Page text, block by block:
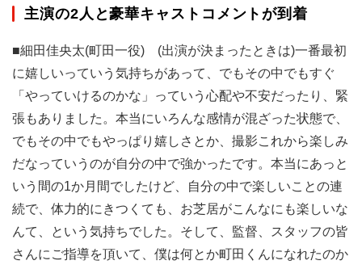
主演の2人と豪華キャストコメントが到着
■細田佳央太(町田一役) (出演が決まったときは)一番最初
に嬉しいっていう気持ちがあって、でもその中でもすぐ
「やっていけるのかな」っていう心配や不安だったり、緊
張もありました。本当にいろんな感情が混ざった状態で、
でもその中でもやっぱり嬉しさとか、撮影これから楽しみ
だなっていうのが自分の中で強かったです。本当にあっと
いう間の1か月間でしたけど、自分の中で楽しいことの連
続で、体力的にきつくても、お芝居がこんなにも楽しいな
んて、という気持ちでした。そして、監督、スタッフの皆
さんにご指導を頂いて、僕は何とか町田くんになれたのか